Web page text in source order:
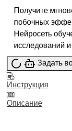
Получите
побочных
Нейросеть
исследований и
Задать
Инструкция
Описание